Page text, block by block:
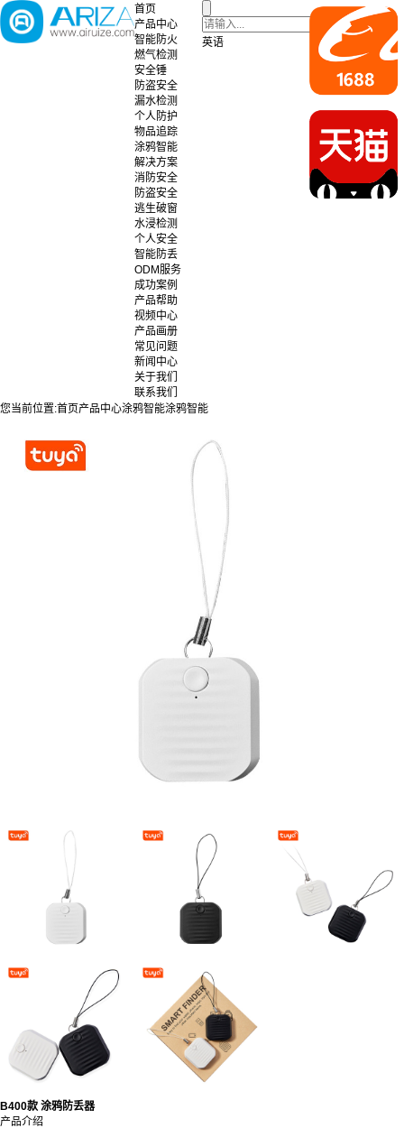
首页
产品中心
智能防火
燃气检测
安全锤
防盗安全
漏水检测
个人防护
物品追踪
涂鸦智能
解决方案
消防安全
防盗安全
逃生破窗
水浸检测
个人安全
智能防丢
ODM服务
成功案例
产品帮助
视频中心
产品画册
常见问题
新闻中心
关于我们
联系我们
英语
您当前位置:首页产品中心涂鸦智能涂鸦智能
B400款 涂鸦防丢器
产品介绍